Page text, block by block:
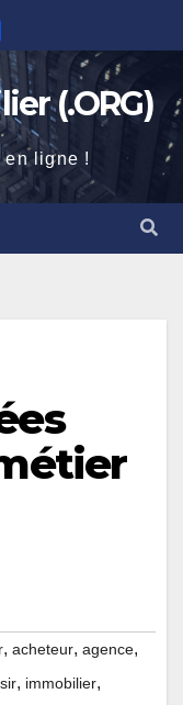
(.ORG)
en ligne !
, acheteur, agence,
, immobilier,